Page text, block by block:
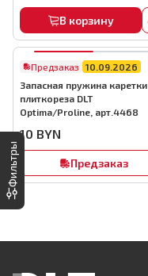
Фильтры
В корзину
Предзаказ
10.09.2026
Запасная пружина каретки
плиткореза DLT
Optima/Proline, арт.4468
10 BYN
Предзаказ